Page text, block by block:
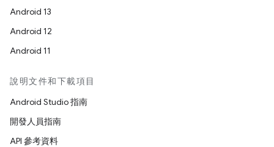
Android 13
Android 12
Android 11
說明文件和下載項目
Android Studio 指南
開發人員指南
API 參考資料